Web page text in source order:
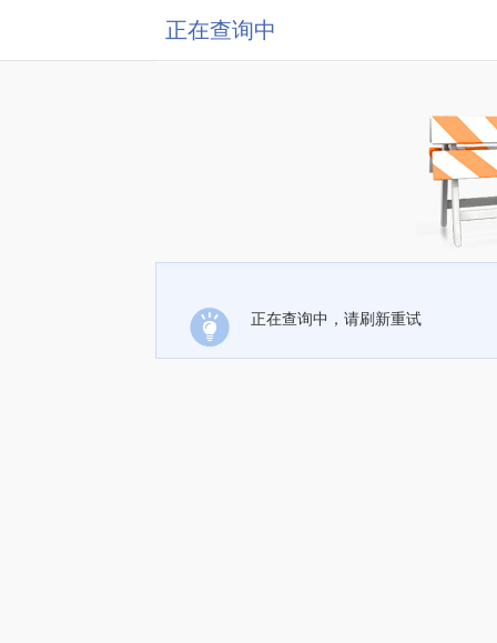
正在查询中
正在查询中，请刷新重试